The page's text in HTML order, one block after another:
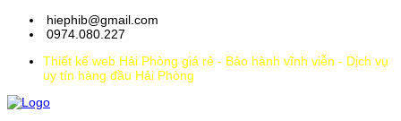
hiephib@gmail.com
0974.080.227
Thiết kế web Hải Phòng giá rẻ - Bảo hành vĩnh viễn - Dịch vụ
uy tín hàng đầu Hải Phòng